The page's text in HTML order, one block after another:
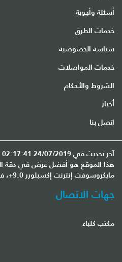
أسئلة وأجوبة
خدمات الطرق
سياسة الخصوصية
خدمات المواصلات
الشروط والأحكام
أخبار
اتصل بنا
آخر تحديث في 24/07/2019 02:17:41 م
مايكروسوفت إنترنت إكسبلورر 9.0+، فايرفوكس 3.6+، سفاري 5.0+
جهات الاتصال
مكتب كلباء